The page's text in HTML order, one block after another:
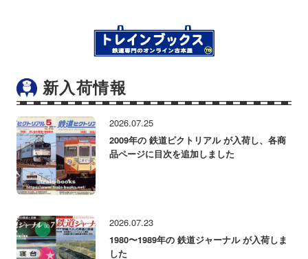
新入荷情報
2026.07.25
2009年の 鉄道ピクトリアル が入荷し、各商
品ページに目次を追加しました
2026.07.23
1980〜1989年の 鉄道ジャーナル が入荷しま
した